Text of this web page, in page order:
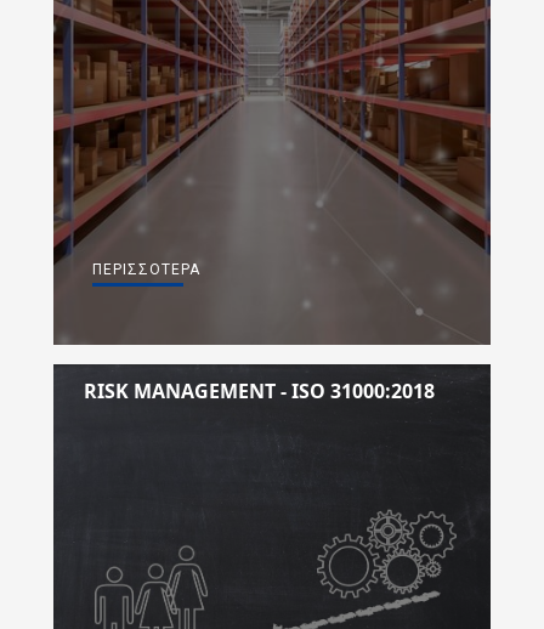
ΠΕΡΙΣΣΌΤΕΡΑ
RISK MANAGEMENT - ISO 31000:2018